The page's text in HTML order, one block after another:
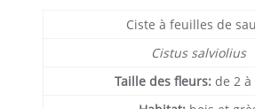
Ciste à feuilles de
Cistus salviolius
Taille des fleurs: de 2 à